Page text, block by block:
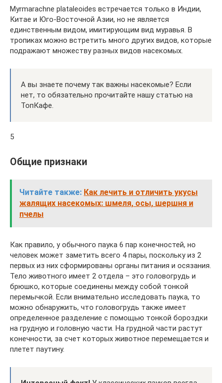
Myrmarachne plataleoides встречается только в Индии,
Китае и Юго-Восточной Азии, но не является
единственным видом, имитирующим вид муравья. В
тропиках можно встретить много других видов, которые
подражают множеству разных видов насекомых.
А вы знаете почему так важны насекомые? Если
нет, то обязательно прочитайте нашу статью на
ТопКафе.
5
Общие признаки
Читайте также: Как лечить и отличить укусы
жалящих насекомых: шмеля, осы, шершня и
пчелы
Как правило, у обычного паука 6 пар конечностей, но
человек может заметить всего 4 пары, поскольку из 2
первых из них сформированы органы питания и осязания.
Тело животного имеет 2 отдела – это головогрудь и
брюшко, которые соединены между собой тонкой
перемычкой. Если внимательно исследовать паука, то
можно обнаружить, что головогрудь также имеет
определенное разделение с помощью тонкой бороздки
на грудную и головную части. На грудной части растут
конечности, за счет которых животное перемещается и
плетет паутину.